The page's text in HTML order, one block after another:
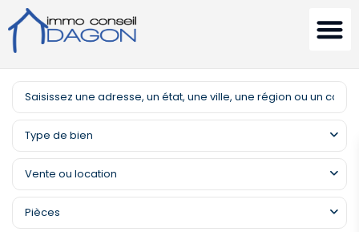
Type de bien
Vente ou location
Pièces